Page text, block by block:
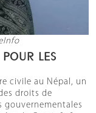
LES
civile au Népal, un
droits de
gouvernementales